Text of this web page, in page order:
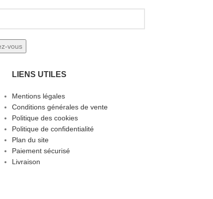
LIENS UTILES
Mentions légales
Conditions générales de vente
Politique des cookies
Politique de confidentialité
Plan du site
Paiement sécurisé
Livraison